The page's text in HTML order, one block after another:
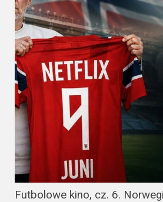
Futbolowe kino, cz. 6.